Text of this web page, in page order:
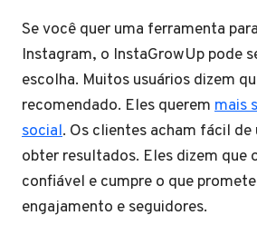
Se você quer uma ferramenta
Instagram, o InstaGrowUp pode
escolha. Muitos usuários dizem
recomendado. Eles querem mais
social. Os clientes acham fácil de
obter resultados. Eles dizem que
confiável e cumpre o que
engajamento e seguidores.